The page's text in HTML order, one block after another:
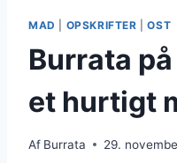
MAD OPSKRIFTER |OST
Burrata
et hurtigt
Af Burrata 29.